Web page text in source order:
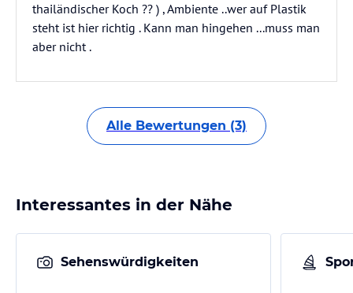
thailändischer Koch ?? ) , Ambiente ..wer auf Plastik
steht ist hier richtig . Kann man hingehen ...muss man
aber nicht .
Alle Bewertungen (3)
Interessantes in der Nähe
Sehenswürdigkeiten